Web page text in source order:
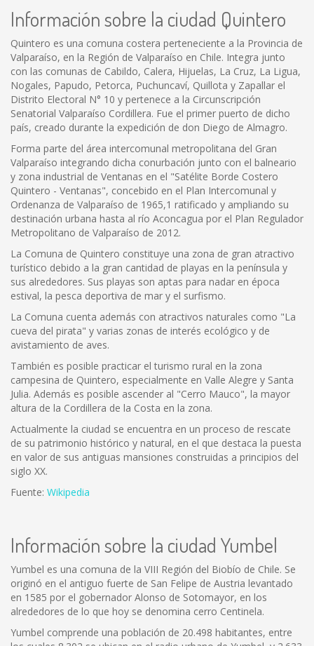
Información sobre la ciudad Quintero
Quintero es una comuna costera perteneciente a la Provincia de
Valparaíso, en la Región de Valparaíso en Chile. Integra junto
con las comunas de Cabildo, Calera, Hijuelas, La Cruz, La Ligua,
Nogales, Papudo, Petorca, Puchuncaví, Quillota y Zapallar el
Distrito Electoral N° 10 y pertenece a la Circunscripción
Senatorial Valparaíso Cordillera. Fue el primer puerto de dicho
país, creado durante la expedición de don Diego de Almagro.
Forma parte del área intercomunal metropolitana del Gran
Valparaíso integrando dicha conurbación junto con el balneario
y zona industrial de Ventanas en el "Satélite Borde Costero
Quintero - Ventanas", concebido en el Plan Intercomunal y
Ordenanza de Valparaíso de 1965,1 ratificado y ampliando su
destinación urbana hasta al río Aconcagua por el Plan Regulador
Metropolitano de Valparaíso de 2012.
La Comuna de Quintero constituye una zona de gran atractivo
turístico debido a la gran cantidad de playas en la península y
sus alrededores. Sus playas son aptas para nadar en época
estival, la pesca deportiva de mar y el surfismo.
La Comuna cuenta además con atractivos naturales como "La
cueva del pirata" y varias zonas de interés ecológico y de
avistamiento de aves.
También es posible practicar el turismo rural en la zona
campesina de Quintero, especialmente en Valle Alegre y Santa
Julia. Además es posible ascender al "Cerro Mauco", la mayor
altura de la Cordillera de la Costa en la zona.
Actualmente la ciudad se encuentra en un proceso de rescate
de su patrimonio histórico y natural, en el que destaca la puesta
en valor de sus antiguas mansiones construidas a principios del
siglo XX.
Fuente: Wikipedia
Información sobre la ciudad Yumbel
Yumbel es una comuna de la VIII Región del Biobío de Chile. Se
originó en el antiguo fuerte de San Felipe de Austria levantado
en 1585 por el gobernador Alonso de Sotomayor, en los
alrededores de lo que hoy se denomina cerro Centinela.
Yumbel comprende una población de 20.498 habitantes, entre